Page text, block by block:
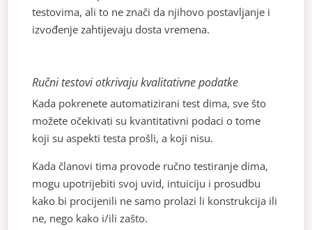
testovima, ali to ne znači da njihovo postavljanje i
izvođenje zahtijevaju dosta vremena.
Ručni testovi otkrivaju kvalitativne podatke
Kada pokrenete automatizirani test dima, sve što
možete očekivati su kvantitativni podaci o tome
koji su aspekti testa prošli, a koji nisu.
Kada članovi tima provode ručno testiranje dima,
mogu upotrijebiti svoj uvid, intuiciju i prosudbu
kako bi procijenili ne samo prolazi li konstrukcija ili
ne, nego kako i/ili zašto.